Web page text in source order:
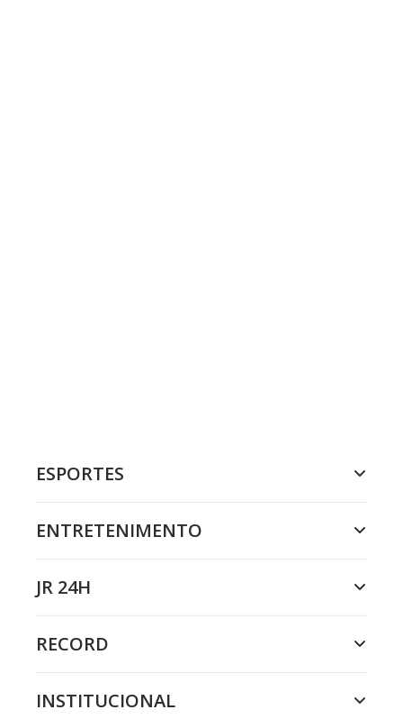
ESPORTES
ENTRETENIMENTO
JR 24H
RECORD
INSTITUCIONAL